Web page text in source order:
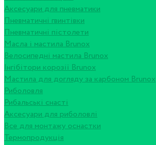
Аксесуари для пневматики
Пневматичні гвинтівки
Пневматичні пістолети
Масла і мастила Brunox
Велосипедні мастила Brunox
Інгібітори корозії Brunox
Мастила для догляду за карбоном Brunox
Риболовля
Рибальські снасті
Аксесуари для риболовлі
Все для монтажу оснастки
Термопродукція